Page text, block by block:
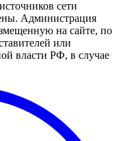
сети
Администрация
на сайте, по
или
власти РФ, в случае